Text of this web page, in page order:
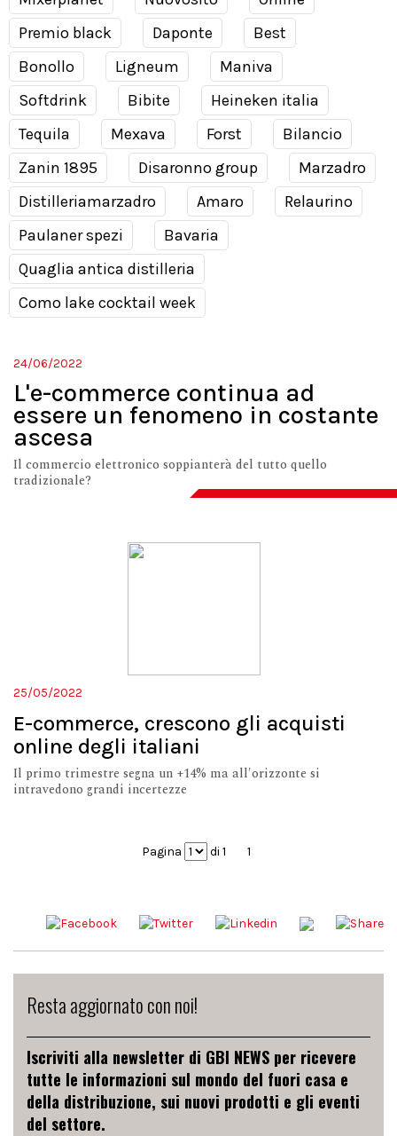
Premio black
Daponte
Best
Bonollo
Ligneum
Maniva
Softdrink
Bibite
Heineken italia
Tequila
Mexava Forst
Bilancio
Zanin 1895
Disaronno group
Marzadro
Distilleriamarzadro
Amaro
Relaurino
Paulaner spezi
Bavaria
Quaglia antica distilleria
Como lake cocktail week
24/06/2022
L'e-commerce continua ad
essere un fenomeno in costante
ascesa
Il commercio elettronico soppianterà del tutto quello
tradizionale?
25/05/2022
E-commerce, crescono gli acquisti
online degli italiani
Il primo trimestre segna un +14% ma all'orizzonte si
intravedono grandi incertezze
Pagina di 1 1
Resta aggiornato con noi!
Iscriviti alla newsletter di GBI NEWS per ricevere
tutte le informazioni sul mondo del fuori casa e
della distribuzione, sui nuovi prodotti e gli eventi
del settore.